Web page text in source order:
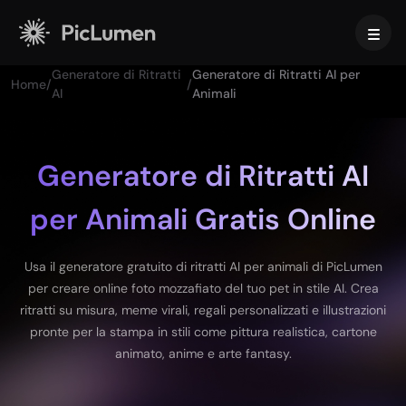
Home
Trasforma le tue idee in video straordinari con l’AI.
Modelli video supportati
Veo 3.1 Vidu Q3 Pro HappyHorse 1.0
Kling 3.0 Hailuo 2.3
Trasforma i tuoi prompt di testo in immagini sorprendenti con
l’AI.
Da Immagine a Immagine
Trasforma le tue immagini in molteplici varianti.
Strumenti IA
Strumenti video AI
Home/
Generatore di Ritratti
AI
/
Generatore di Ritratti AI per
Animali
Generatore di Ritratti AI
per Animali Gratis Online
Usa il generatore gratuito di ritratti AI per animali di PicLumen
per creare online foto mozzafiato del tuo pet in stile AI. Crea
ritratti su misura, meme virali, regali personalizzati e illustrazioni
pronte per la stampa in stili come pittura realistica, cartone
animato, anime e arte fantasy.